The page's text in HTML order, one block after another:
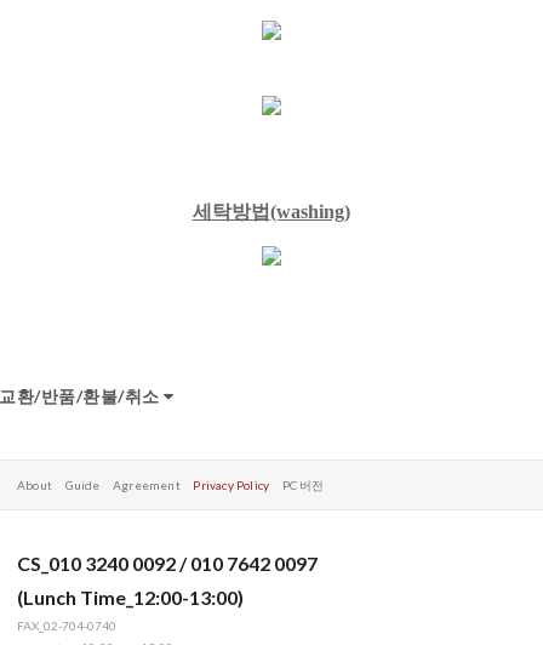
세탁방법(washing)
교환/반품/환불/취소
About Guide Agreement Privacy Policy PC 버전
CS_010 3240 0092 / 010 7642 0097
(Lunch Time_12:00-13:00)
FAX_02-704-0740